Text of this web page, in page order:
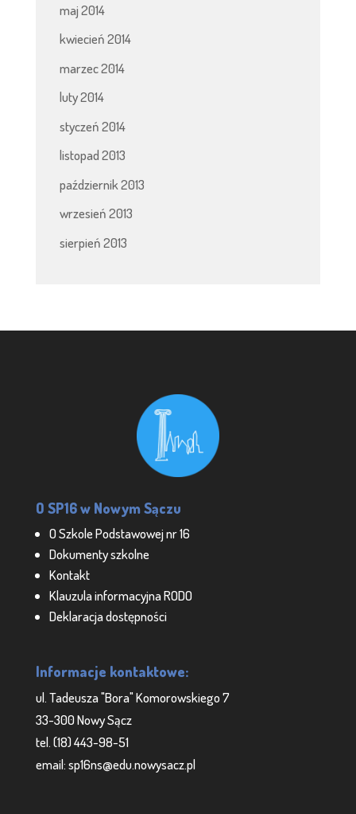
maj 2014
kwiecień 2014
marzec 2014
luty 2014
styczeń 2014
listopad 2013
październik 2013
wrzesień 2013
sierpień 2013
O SP16 w Nowym Sączu
O Szkole Podstawowej nr 16
Dokumenty szkolne
Kontakt
Klauzula informacyjna RODO
Deklaracja dostępności
Informacje kontaktowe:
ul. Tadeusza "Bora" Komorowskiego 7
33-300 Nowy Sącz
tel. (18) 443-98-51
email: sp16ns@edu.nowysacz.pl